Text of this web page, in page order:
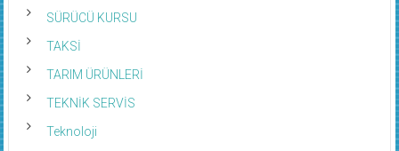
SÜRÜCÜ KURSU
TAKSİ
TARIM ÜRÜNLERİ
TEKNİK SERVİS
Teknoloji